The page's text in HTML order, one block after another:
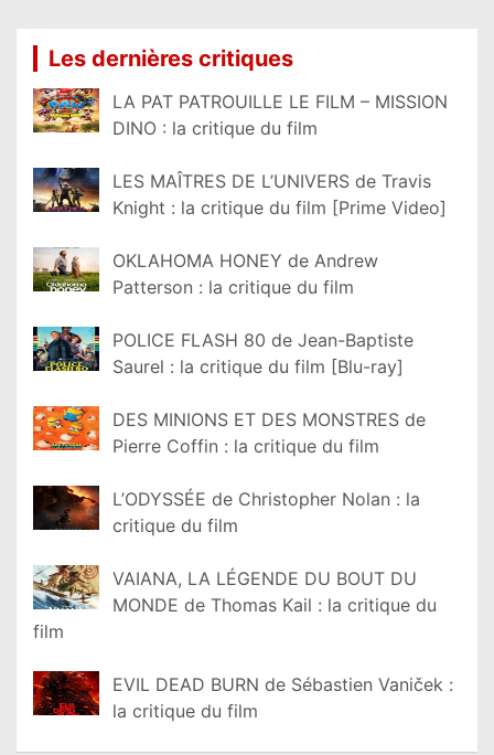
Les dernières critiques
LA PAT PATROUILLE LE FILM – MISSION
DINO : la critique du film
LES MAÎTRES DE L’UNIVERS de Travis
Knight : la critique du film [Prime Video]
OKLAHOMA HONEY de Andrew
Patterson : la critique du film
POLICE FLASH 80 de Jean-Baptiste
Saurel : la critique du film [Blu-ray]
DES MINIONS ET DES MONSTRES de
Pierre Coffin : la critique du film
L’ODYSSÉE de Christopher Nolan : la
critique du film
VAIANA, LA LÉGENDE DU BOUT DU
MONDE de Thomas Kail : la critique du
film
EVIL DEAD BURN de Sébastien Vaniček :
la critique du film